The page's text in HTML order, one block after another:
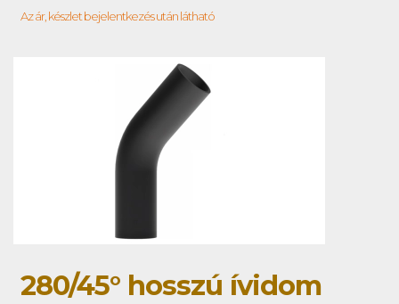
Az ár, készlet bejelentkezés után látható
280/45° hosszú ívidom